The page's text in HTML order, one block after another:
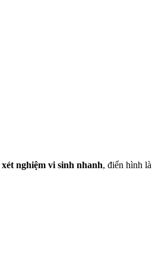
xét nghiệm vi sinh nhanh, điển hình là